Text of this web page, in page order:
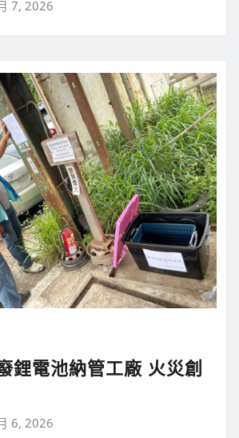
7, 2026
鋰電池納管工廠 火災創
6, 2026